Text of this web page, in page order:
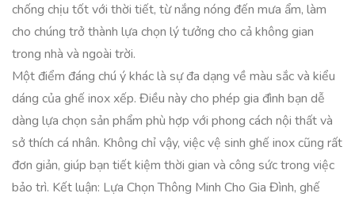
chống chịu tốt với thời tiết, từ nắng nóng đến mưa ẩm, làm
cho chúng trở thành lựa chọn lý tưởng cho cả không gian
trong nhà và ngoài trời.
Một điểm đáng chú ý khác là sự đa dạng về màu sắc và kiểu
dáng của ghế inox xếp. Điều này cho phép gia đình bạn dễ
dàng lựa chọn sản phẩm phù hợp với phong cách nội thất và
sở thích cá nhân. Không chỉ vậy, việc vệ sinh ghế inox cũng rất
đơn giản, giúp bạn tiết kiệm thời gian và công sức trong việc
bảo trì. Kết luận: Lựa Chọn Thông Minh Cho Gia Đình, ghế